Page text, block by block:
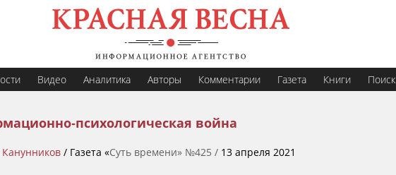
Видео Аналитика Авторы Комментарии Газета Книги Поиск
психологическая война
/ Газета «Суть времени» №425 / 13 апреля 2021